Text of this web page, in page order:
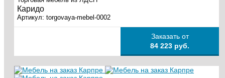
Каридо
Артикул: torgovaya-mebel-0002
Заказать от
84 223 руб.